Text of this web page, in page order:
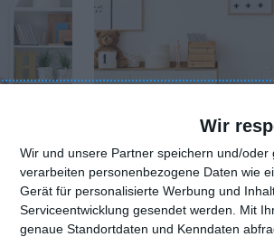
Wir
Wir und unsere Partner speichern und/
verarbeiten personenbezogene Daten wie
Gerät für personalisierte Werbung und
Serviceentwicklung gesendet werden.
Mit
genaue Standortdaten und Kenndaten
Zu den Favoriten hinzufügen
Anordnung der Wände